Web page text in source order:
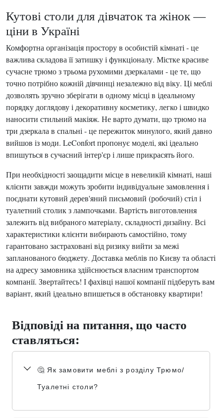
Кутові столи для дівчаток та жінок —
ціни в Україні
Комфортна організація простору в особистій кімнаті - це
важлива складова її затишку і функціоналу. Містке красиве
сучасне трюмо з трьома рухомими дзеркалами - це те, що
точно потрібно кожній дівчинці незалежно від віку. Ці меблі
дозволять зручно зберігати в одному місці в ідеальному
порядку доглядову і декоративну косметику, легко і швидко
наносити стильний макіяж. Не варто думати, що трюмо на
три дзеркала в спальні - це пережиток минулого, який давно
вийшов із моди. LeConfort пропонує моделі, які ідеально
впишуться в сучасний інтер'єр і лише прикрасять його.
При необхідності заощадити місце в невеликій кімнаті, наші
клієнти завжди можуть зробити індивідуальне замовлення і
поєднати кутовий дерев'яний письмовий (робочий) стіл і
туалетний столик з лампочками. Вартість виготовлення
залежить від вибраного матеріалу, складності дизайну. Всі
характеристики клієнти вибирають самостійно, тому
гарантовано застраховані від ризику вийти за межі
запланованого бюджету. Доставка меблів по Києву та області
на адресу замовника здійснюється власним транспортом
компанії. Звертайтесь! І фахівці нашої компанії підберуть вам
варіант, який ідеально впишеться в обстановку квартири!
Відповіді на питання, що часто
ставляться:
🤔 Як замовити меблі з розділу Трюмо/
Туалетні столи?